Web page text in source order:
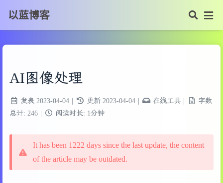
以蓝博客
AI图像处理
发表 2023-04-04 | 更新 2023-04-04 | 在线工具 |
字数
总计: 246 | 阅读时长: 1分钟
It has been 1222 days since the last update, the content
of the article may be outdated.